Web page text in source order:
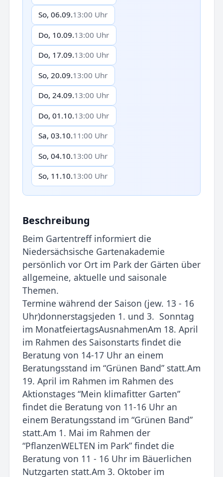
So, 06.09.13:00 Uhr
Do, 10.09.13:00 Uhr
Do, 17.09.13:00 Uhr
So, 20.09.13:00 Uhr
Do, 24.09.13:00 Uhr
Do, 01.10.13:00 Uhr
Sa, 03.10.11:00 Uhr
So, 04.10.13:00 Uhr
So, 11.10.13:00 Uhr
Beschreibung
Beim Gartentreff informiert die
Niedersächsische Gartenakademie
persönlich vor Ort im Park der Gärten über
allgemeine, aktuelle und saisonale
Themen.
Termine während der Saison (jew. 13 - 16
Uhr)donnerstagsjeden 1. und 3. Sonntag
im MonatfeiertagsAusnahmenAm 18. April
im Rahmen des Saisonstarts findet die
Beratung von 14-17 Uhr an einem
Beratungsstand im “Grünen Band” statt.Am
19. April im Rahmen im Rahmen des
Aktionstages “Mein klimafitter Garten”
findet die Beratung von 11-16 Uhr an
einem Beratungsstand im “Grünen Band”
statt.Am 1. Mai im Rahmen der
“PflanzenWELTEN im Park” findet die
Beratung von 11 - 16 Uhr im Bäuerlichen
Nutzgarten statt.Am 3. Oktober im